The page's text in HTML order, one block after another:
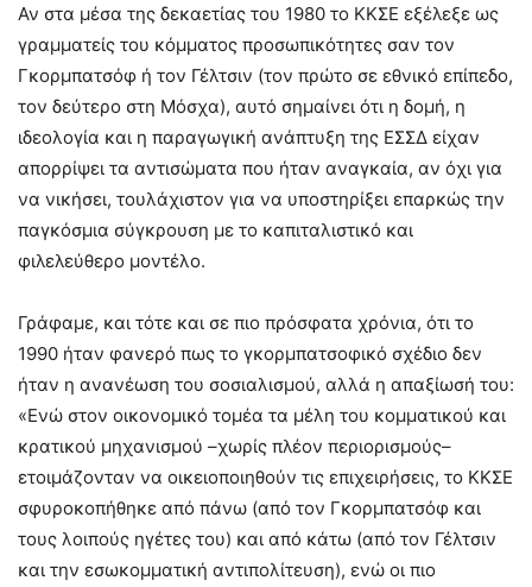
Αν στα μέσα της δεκαετίας του 1980 το ΚΚΣΕ εξέλεξε ως
γραμματείς του κόμματος προσωπικότητες σαν τον
Γκορμπατσόφ ή τον Γέλτσιν (τον πρώτο σε εθνικό επίπεδο,
τον δεύτερο στη Μόσχα), αυτό σημαίνει ότι η δομή, η
ιδεολογία και η παραγωγική ανάπτυξη της ΕΣΣΔ είχαν
απορρίψει τα αντισώματα που ήταν αναγκαία, αν όχι για
να νικήσει, τουλάχιστον για να υποστηρίξει επαρκώς την
παγκόσμια σύγκρουση με το καπιταλιστικό και
φιλελεύθερο μοντέλο.
Γράφαμε, και τότε και σε πιο πρόσφατα χρόνια, ότι το
1990 ήταν φανερό πως το γκορμπατσοφικό σχέδιο δεν
ήταν η ανανέωση του σοσιαλισμού, αλλά η απαξίωσή του:
«Ενώ στον οικονομικό τομέα τα μέλη του κομματικού και
κρατικού μηχανισμού –χωρίς πλέον περιορισμούς–
ετοιμάζονταν να οικειοποιηθούν τις επιχειρήσεις, το ΚΚΣΕ
σφυροκοπήθηκε από πάνω (από τον Γκορμπατσόφ και
τους λοιπούς ηγέτες του) και από κάτω (από τον Γέλτσιν
και την εσωκομματική αντιπολίτευση), ενώ οι πιο